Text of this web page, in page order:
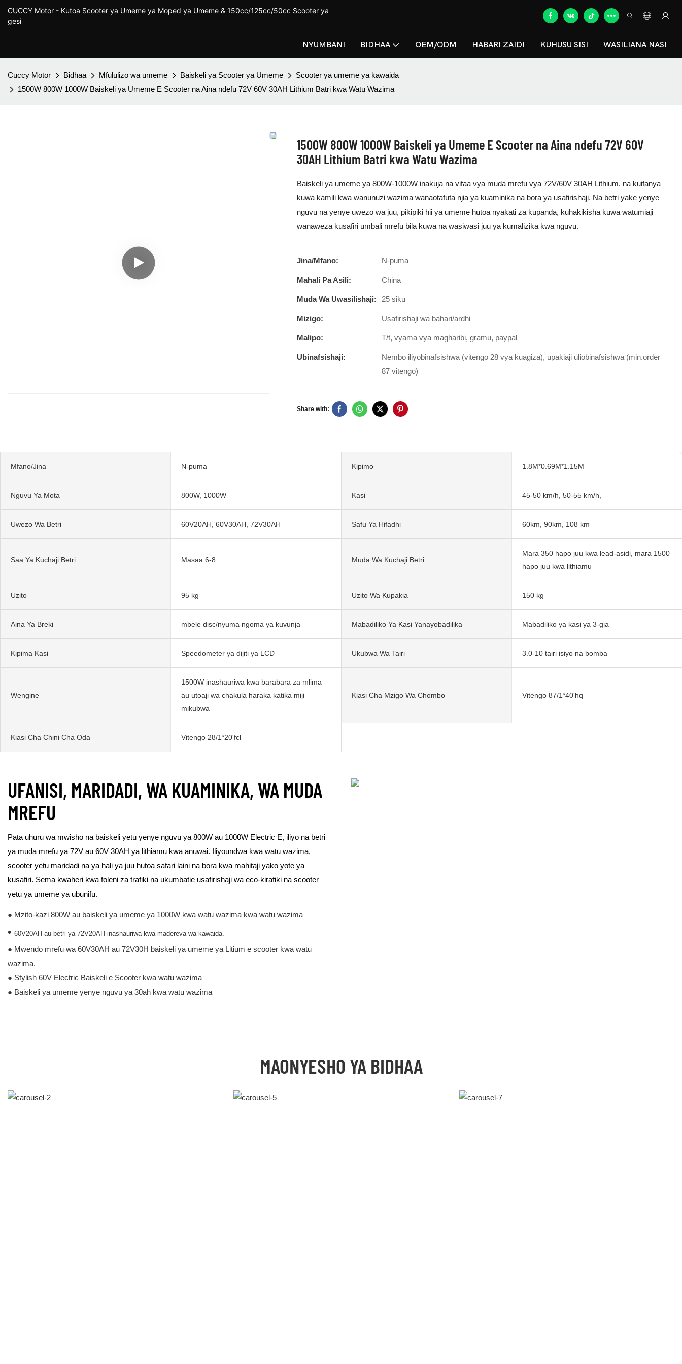
CUCCY Motor - Kutoa Scooter ya Umeme ya Moped ya Umeme & 150cc/125cc/50cc Scooter ya
gesi
NYUMBANI BIDHAA OEM/ODM HABARI ZAIDI KUHUSU SISI WASILIANA NASI
Cuccy Motor Bidhaa Mfululizo wa umeme Baiskeli ya Scooter ya Umeme
Scooter ya umeme ya kawaida
1500W 800W 1000W Baiskeli ya Umeme E Scooter na Aina ndefu 72V 60V 30AH Lithium Batri kwa Watu Wazima
1500W 800W 1000W Baiskeli ya Umeme E Scooter na Aina ndefu 72V 60V
30AH Lithium Batri kwa Watu Wazima
Baiskeli ya umeme ya 800W-1000W inakuja na vifaa vya muda mrefu vya 72V/60V 30AH Lithium, na kuifanya
kuwa kamili kwa wanunuzi wazima wanaotafuta njia ya kuaminika na bora ya usafirishaji. Na betri yake yenye
nguvu na yenye uwezo wa juu, pikipiki hii ya umeme hutoa nyakati za kupanda, kuhakikisha kuwa watumiaji
wanaweza kusafiri umbali mrefu bila kuwa na wasiwasi juu ya kumalizika kwa nguvu.
Jina/Mfano: N-puma
Mahali Pa Asili: China
Muda Wa Uwasilishaji: 25 siku
Mizigo: Usafirishaji wa bahari/ardhi
Malipo: T/t, vyama vya magharibi, gramu, paypal
Ubinafsishaji:
Nembo iliyobinafsishwa (vitengo 28 vya kuagiza), upakiaji uliobinafsishwa (min.order
87 vitengo)
Share with:
Mfano/Jina N-puma Kipimo 1.8M*0.69M*1.15M
Nguvu Ya Mota 800W, 1000W Kasi 45-50 km/h, 50-55 km/h,
Uwezo Wa Betri 60V20AH, 60V30AH, 72V30AH Safu Ya Hifadhi 60km, 90km, 108 km
Saa Ya Kuchaji Betri Masaa 6-8 Muda Wa Kuchaji Betri
Mara 350 hapo juu kwa lead-asidi, mara 1500
hapo juu kwa lithiamu
Uzito 95 kg Uzito Wa Kupakia 150 kg
Aina Ya Breki mbele disc/nyuma ngoma ya kuvunja Mabadiliko Ya Kasi Yanayobadilika Mabadiliko ya kasi ya 3-gia
Kipima Kasi Speedometer ya dijiti ya LCD Ukubwa Wa Tairi 3.0-10 tairi isiyo na bomba
Wengine
1500W inashauriwa kwa barabara za mlima
au utoaji wa chakula haraka katika miji
mikubwa
Kiasi Cha Mzigo Wa Chombo Vitengo 87/1*40'hq
Kiasi Cha Chini Cha Oda Vitengo 28/1*20'fcl
UFANISI, MARIDADI, WA KUAMINIKA, WA MUDA
MREFU
Pata uhuru wa mwisho na baiskeli yetu yenye nguvu ya 800W au 1000W Electric E, iliyo na betri
ya muda mrefu ya 72V au 60V 30AH ya lithiamu kwa anuwai. Iliyoundwa kwa watu wazima,
scooter yetu maridadi na ya hali ya juu hutoa safari laini na bora kwa mahitaji yako yote ya
kusafiri. Sema kwaheri kwa foleni za trafiki na ukumbatie usafirishaji wa eco-kirafiki na scooter
yetu ya umeme ya ubunifu.
● Mzito-kazi 800W au baiskeli ya umeme ya 1000W kwa watu wazima kwa watu wazima
• 60V20AH au betri ya 72V20AH inashauriwa kwa madereva wa kawaida.
● Mwendo mrefu wa 60V30AH au 72V30H baiskeli ya umeme ya Litium e scooter kwa watu
wazima.
● Stylish 60V Electric Baiskeli e Scooter kwa watu wazima
● Baiskeli ya umeme yenye nguvu ya 30ah kwa watu wazima
MAONYESHO YA BIDHAA